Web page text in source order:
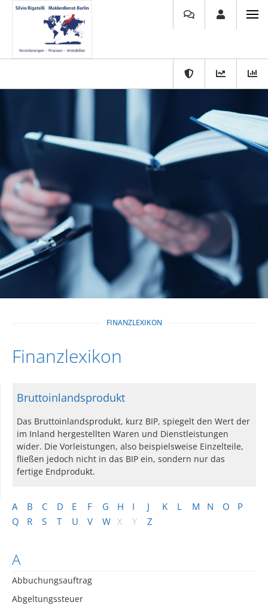
FINANZLEXIKON
Finanzlexikon
A B C D E F G H I J K L M N O
P
Q
R S T U V W X Y Z
A
Abbuchungsauftrag
Abgeltungssteuer
Bruttoinlandsprodukt
Das Bruttoinlandsprodukt, kurz BIP, spiegelt den Wert der
im Inland hergestellten Waren und Dienstleistungen
wider. Die Vorleistungen, also beispielsweise Einzelteile,
fließen jedoch nicht in das BIP ein, sondern nur das
fertige Endprodukt.